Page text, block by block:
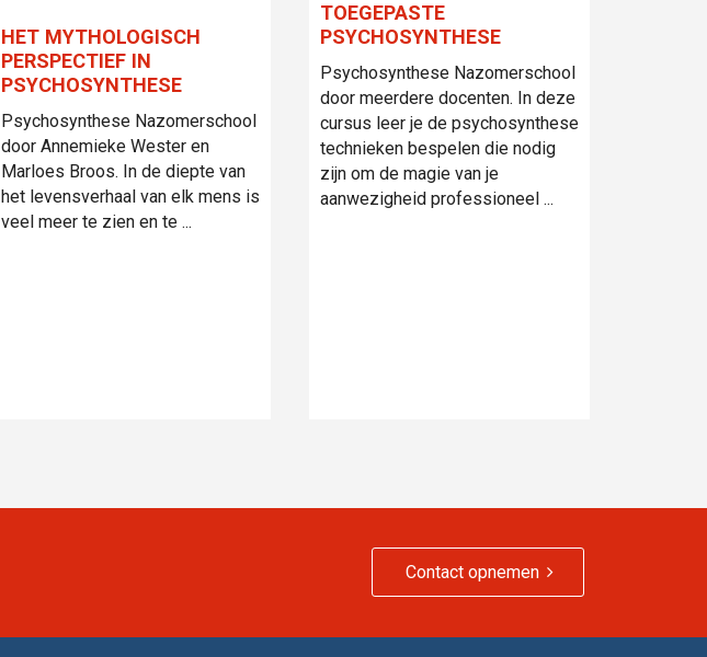
HET MYTHOLOGISCH
PERSPECTIEF IN
PSYCHOSYNTHESE
Psychosynthese Nazomerschool
door Annemieke Wester en
Marloes Broos. In de diepte van
het levensverhaal van elk mens is
veel meer te zien en te ...
TOEGEPASTE
PSYCHOSYNTHESE
Psychosynthese Nazomerschool
door meerdere docenten. In deze
cursus leer je de psychosynthese
technieken bespelen die nodig
zijn om de magie van je
aanwezigheid professioneel ...
Contact opnemen